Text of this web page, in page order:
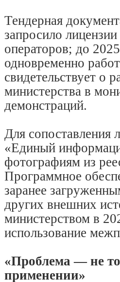
Тендерная
запросило
операторов; до
одновременно
свидетельствует о
министерства в
демонстраций.
Для сопоставления
«Единый
фотографиям из
Программное
заранее
других внешних
министерством в
использование
«Проблема — не
применении»